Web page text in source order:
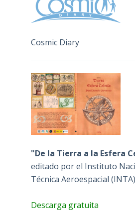
Cosmic Diary
"De la Tierra a la Esfera
editado por el Instituto
Técnica Aeroespacial
Descarga gratuita